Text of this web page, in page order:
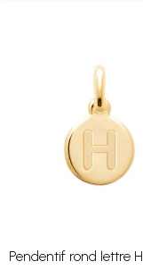
Pendentif rond lettre H